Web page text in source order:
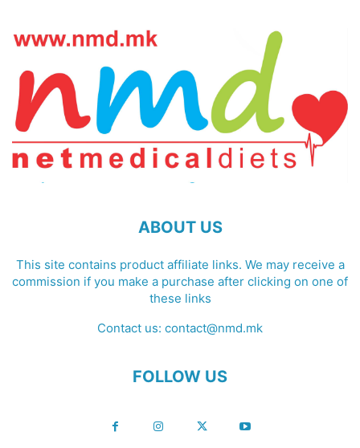
ABOUT US
This site contains product affiliate links. We may receive a
commission if you make a purchase after clicking on one of
these links
Contact us: contact@nmd.mk
FOLLOW US